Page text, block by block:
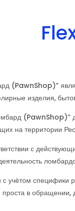
(PawnShop)”
изделия,
(PawnShop)”
на территории
с
учётом
в